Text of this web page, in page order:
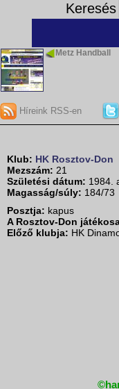
Keresés
Metz Handball
Híreink RSS-en
Klub: HK Rosztov-Don
Mezszám: 21
Születési dátum: 1984.
Magasság/súly: 184/73
Posztja: kapus
A Rosztov-Don
Előző klubja: HK